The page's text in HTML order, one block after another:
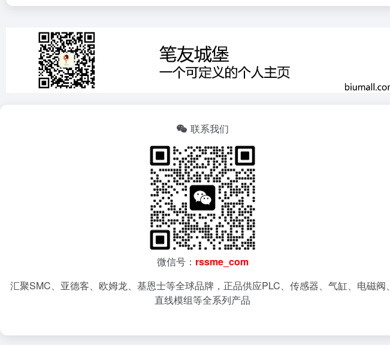
联系我们
微信号： rssme_com
汇聚SMC、亚德客、欧姆龙、基恩士等全球品牌，正品供应PLC、传感器、气缸、电磁阀、
直线模组等全系列产品